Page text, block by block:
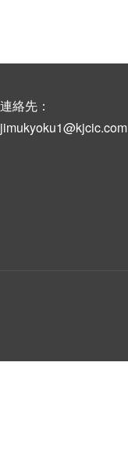
連絡先：
jimukyoku1@kjcic.com